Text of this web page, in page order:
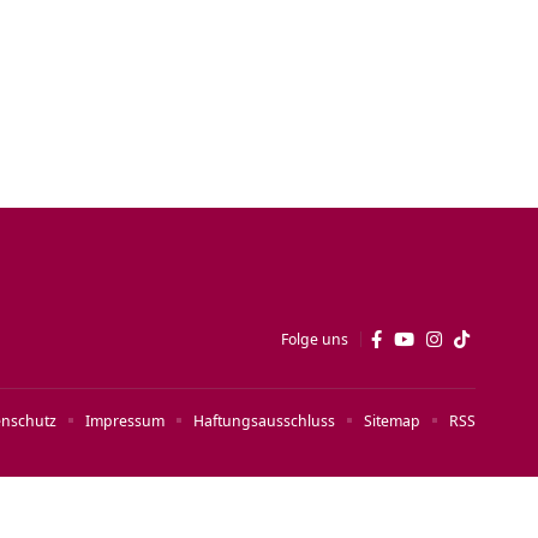
Folge uns
Impressum Haftungsausschluss Sitemap RSS